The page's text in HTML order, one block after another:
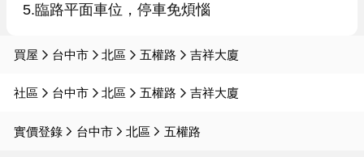
5.臨路平面車位，停車免煩惱
買屋 台中市 北區 五權路 吉祥大廈
社區 台中市 北區 五權路 吉祥大廈
實價登錄 台中市 北區 五權路